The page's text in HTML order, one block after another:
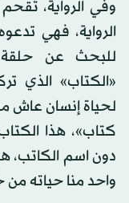
وفي الرواية،
الرواية، فهي
للبحث عن حلقة
«الكتاب» الذي
لحياة إنسان عاش
كتاب»، هذا
دون اسم الكاتب،
واحد منا حياته من